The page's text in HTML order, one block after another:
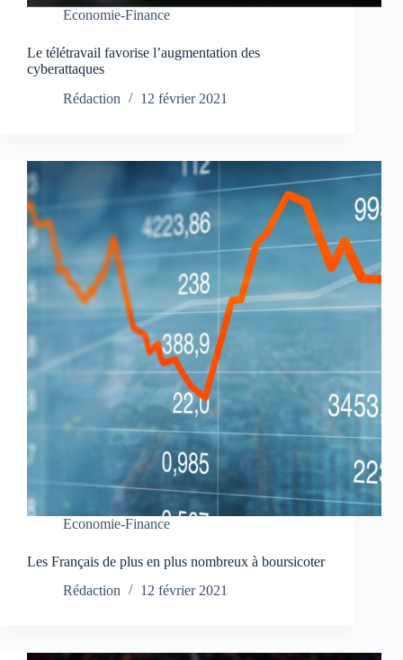
Economie-Finance
Le télétravail favorise l’augmentation des
cyberattaques
Rédaction
12 février 2021
Economie-Finance
Les Français de plus en plus nombreux à boursicoter
Rédaction
12 février 2021